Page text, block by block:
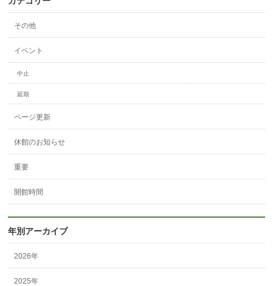
その他
イベント
中止
延期
ページ更新
休館のお知らせ
重要
開館時間
年別アーカイブ
2026年
2025年